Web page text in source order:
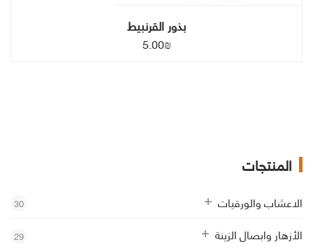
بذور القرنبيط
5.00₪
المنتجات
الاعشاب والورقيات 30
الأزهار وابصال الزينة 29